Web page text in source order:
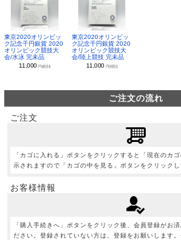
東京2020オリンピッ
ク記念千円銀貨 2020
オリンピック競技大
会/水泳 完未品
11,000円(税別)
東京2020オリンピッ
ク記念千円銀貨 2020
オリンピック競技大
会/陸上競技 完未品
11,000 円(税別)
ご注文の流れ
ご注文
「カゴに入れる」ボタンをクリックすると「現在のカ
示されますので「カゴの中を見る」ボタンをクリックし
お客様情報
「購入手続きへ」ボタンをクリック後、会員登録がお
ださい。登録されていない方は、登録をお願いします